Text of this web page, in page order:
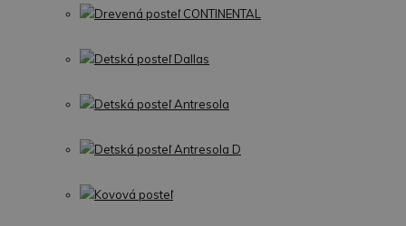
Drevená posteľ CONTINENTAL
Detská posteľ Dallas
Detská posteľ Antresola
Detská posteľ Antresola D
Kovová posteľ